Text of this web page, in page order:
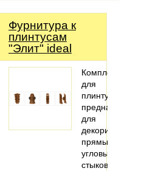
Фурнитура к
плинтусам
"Элит" ideal
для
плинтуса
предназначены
для
декорирования
прямых,
угловых
стыков